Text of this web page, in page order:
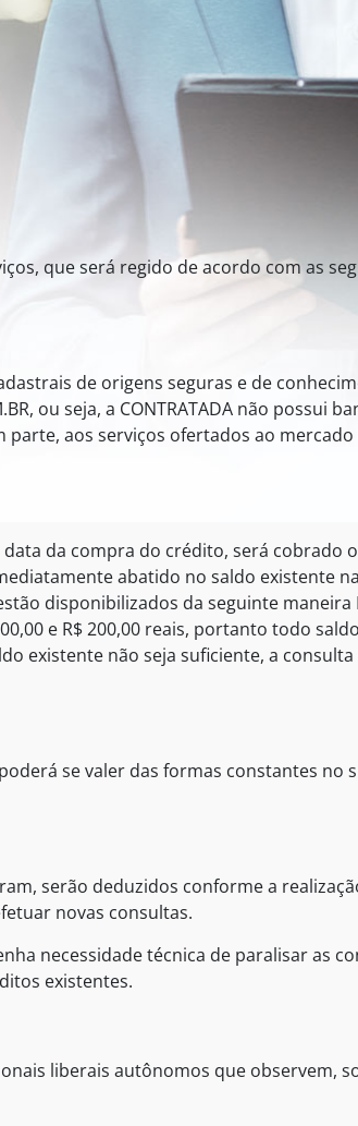
que será regido de acordo com as
de origens seguras e de
ou seja, a CONTRATADA não possui
aos serviços ofertados ao mercado
data da compra do crédito, será cobrado
abatido no saldo existente
disponibilizados da seguinte maneira
e R$ 200,00 reais, portanto todo saldo
existente não seja suficiente, a consulta
se valer das formas constantes no
serão deduzidos conforme a
novas consultas.
necessidade técnica de paralisar as
existentes.
liberais autônomos que observem,